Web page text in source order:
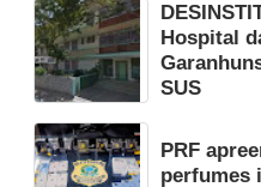
Hospital
SUS
PRF
perfumes